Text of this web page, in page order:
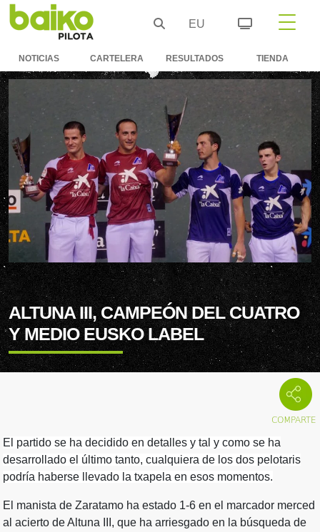
EU
NOTICIAS CARTELERA RESULTADOS TIENDA
ALTUNA III, CAMPEÓN DEL CUATRO
Y MEDIO EUSKO LABEL
El partido se ha decidido en detalles y tal y como se ha
desarrollado el último tanto, cualquiera de los dos pelotaris
podría haberse llevado la txapela en esos momentos.
El manista de Zaratamo ha estado 1-6 en el marcador merced
al acierto de Altuna III, que ha arriesgado en la búsqueda de